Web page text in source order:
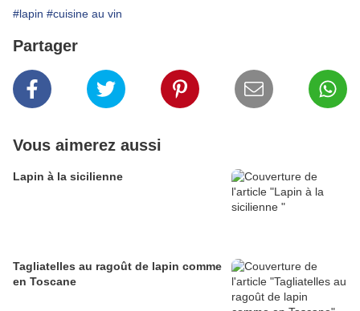
#lapin #cuisine au vin
Partager
Vous aimerez aussi
Lapin à la sicilienne
Tagliatelles au ragoût de lapin comme
en Toscane